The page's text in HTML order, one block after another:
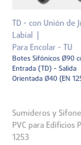
TD - con Unión de
Labial
Para Encolar - TU
Botes Sifónicos Ø90
Entrada (TD) - Salida
Orientada Ø40 (EN
Sumideros y
PVC para Edificios
1253